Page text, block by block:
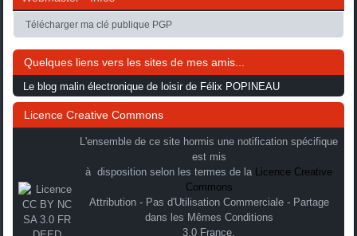
Télécharger ma clé publique PGP
Quelques liens vers les sites de mes amis...
Le blog malin électronique de loisir de Félix POPINEAU
Licence Creative Commons
L'ensemble de ce site hormis une notification spécifique
est mis
à disposition selon les termes de la
Licence Creative
Commons
Attribution - Pas d'Utilisation Commerciale - Partage
dans les Mêmes Conditions
3.0 France.